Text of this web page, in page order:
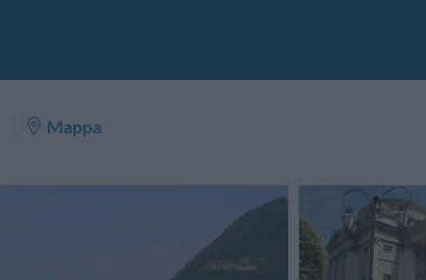
Mappa